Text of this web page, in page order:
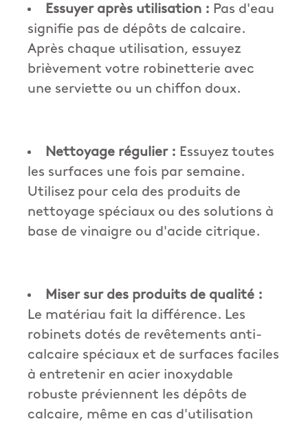
Essuyer après utilisation : Pas d'eau
signifie pas de dépôts de calcaire.
Après chaque utilisation, essuyez
brièvement votre robinetterie avec
une serviette ou un chiffon doux.
Nettoyage régulier : Essuyez toutes
les surfaces une fois par semaine.
Utilisez pour cela des produits de
nettoyage spéciaux ou des solutions à
base de vinaigre ou d'acide citrique.
Miser sur des produits de qualité :
Le matériau fait la différence. Les
robinets dotés de revêtements anti-
calcaire spéciaux et de surfaces faciles
à entretenir en acier inoxydable
robuste préviennent les dépôts de
calcaire, même en cas d'utilisation